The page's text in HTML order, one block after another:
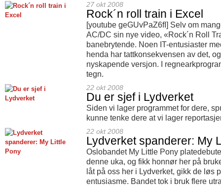
27 okt 2008
Rock´n roll train i Excel
[youtube geGUvPaZ6fI] Selv om
AC/DC sin nye video, «Rock´n Roll
banebrytende. Noen IT-entusiaster
henda har tattkonsekvensen av det,
nyskapende versjon. I
tegn.
22 okt 2008
Du er sjef i Lydverket
Siden vi lager programmet for dere,
kunne tenke dere at vi lager
22 okt 2008
Lydverket spanderer: My
Oslobandet My Little Pony
denne uka, og fikk honnør her på
låt på oss her i Lydverket, gikk de løs
entusiasme. Bandet tok i bruk flere